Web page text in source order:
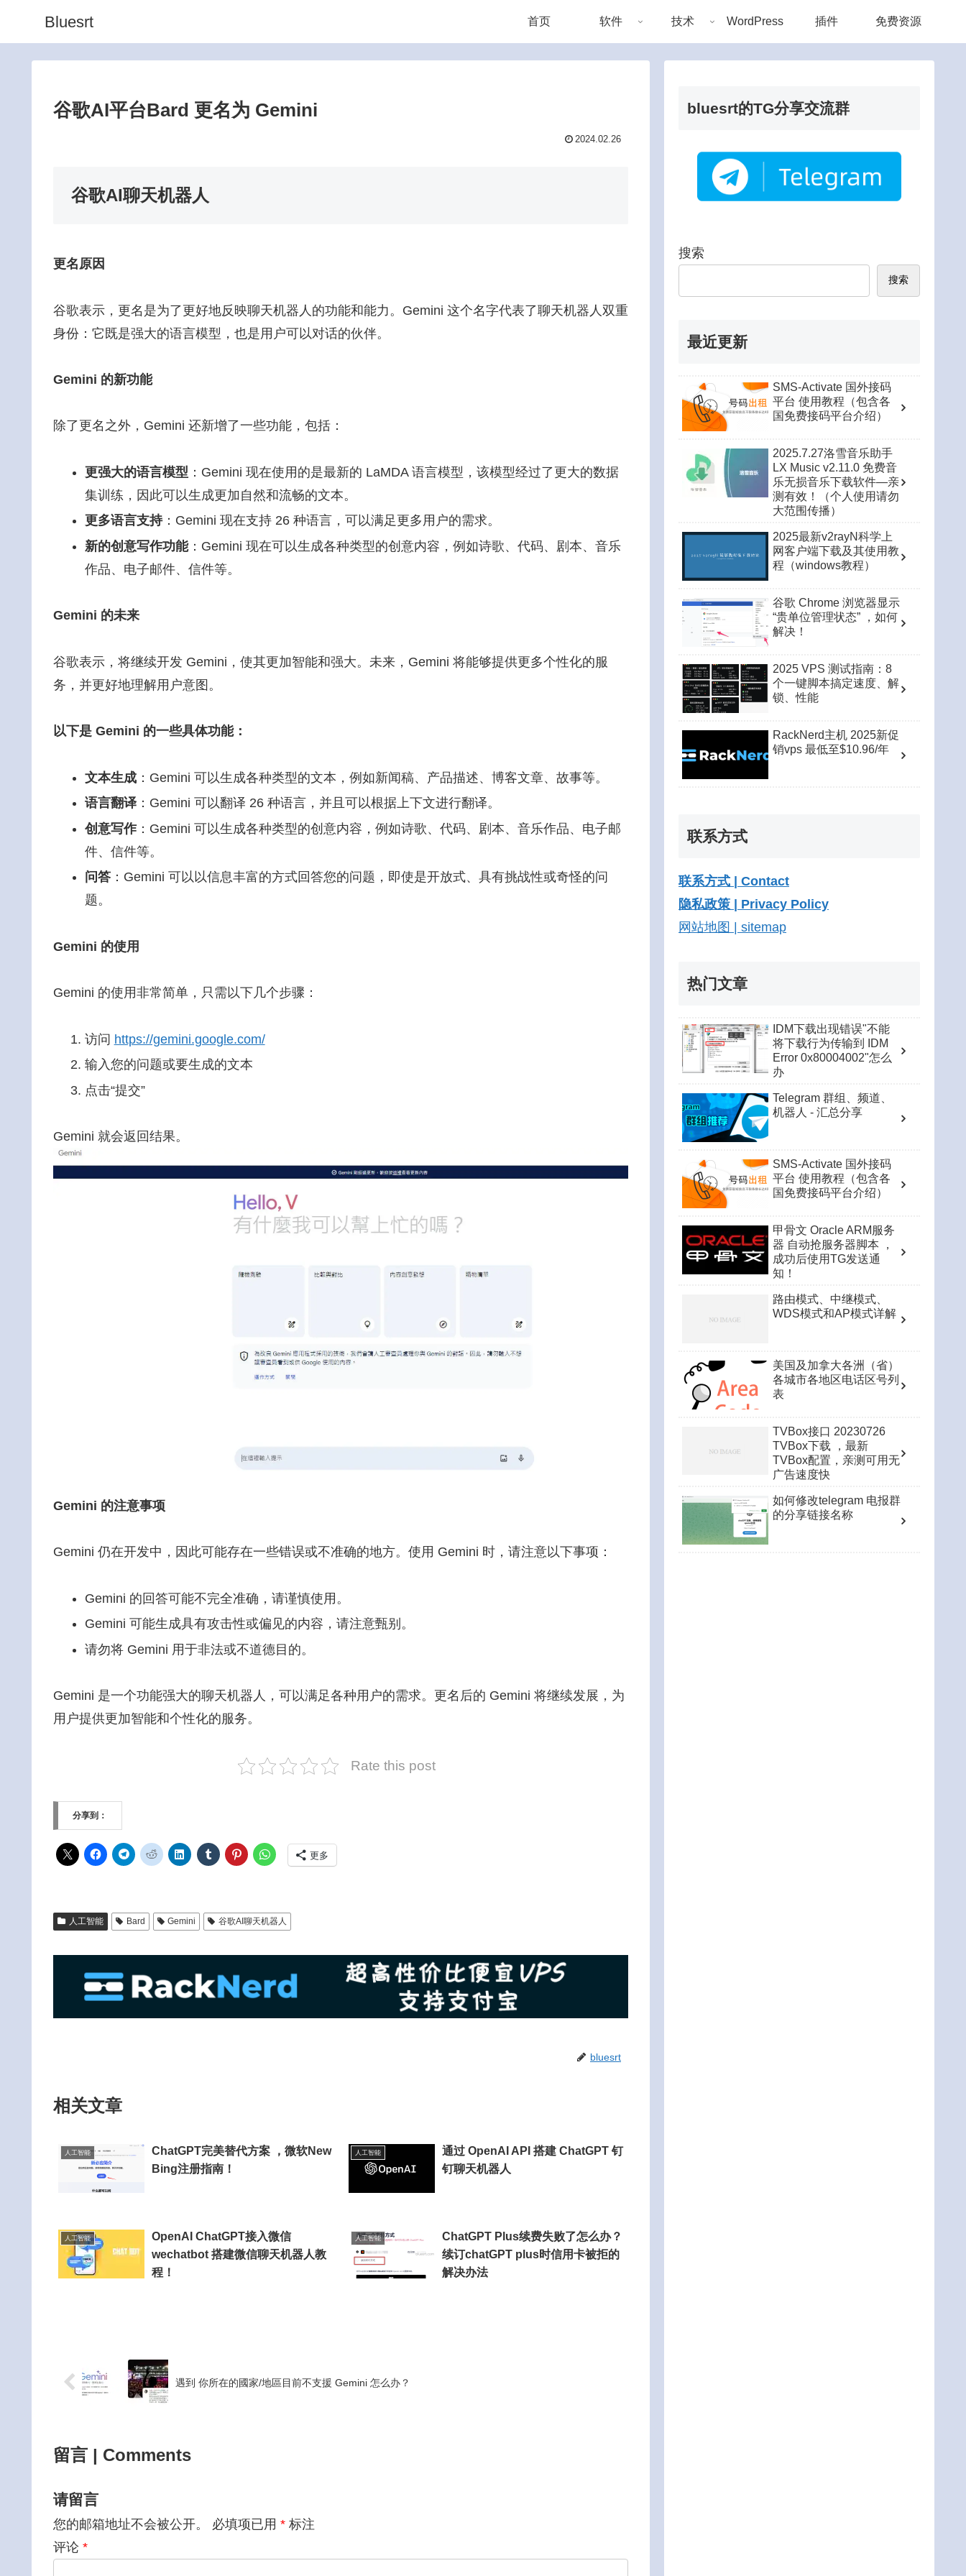
Bluesrt 首页 软件 技术 WordPress 插件 免费资源
谷歌AI平台Bard 更名为 Gemini
2024.02.26
谷歌AI聊天机器人
更名原因
谷歌表示，更名是为了更好地反映聊天机器人的功能和能力。Gemini 这个名字代表了聊天机器人双重
身份：它既是强大的语言模型，也是用户可以对话的伙伴。
Gemini 的新功能
除了更名之外，Gemini 还新增了一些功能，包括：
更强大的语言模型 ：Gemini 现在使用的是最新的 LaMDA 语言模型，该模型经过了更大的数据
集训练，因此可以生成更加自然和流畅的文本。
更多语言支持：Gemini 现在支持 26 种语言，可以满足更多用户的需求。
新的创意写作功能：Gemini 现在可以生成各种类型的创意内容，例如诗歌、代码、剧本、音乐
作品、电子邮件、信件等。
Gemini 的未来
谷歌表示，将继续开发 Gemini，使其更加智能和强大。未来，Gemini 将能够提供更多个性化的服
务，并更好地理解用户意图。
以下是 Gemini 的一些具体功能：
文本生成：Gemini 可以生成各种类型的文本，例如新闻稿、产品描述、博客文章、故事等。
语言翻译：Gemini 可以翻译 26 种语言，并且可以根据上下文进行翻译。
创意写作：Gemini 可以生成各种类型的创意内容，例如诗歌、代码、剧本、音乐作品、电子邮
件、信件等。
问答：Gemini 可以以信息丰富的方式回答您的问题，即使是开放式、具有挑战性或奇怪的问
题。
Gemini 的使用
Gemini 的使用非常简单，只需以下几个步骤：
访问 https://gemini.google.com/
输入您的问题或要生成的文本
点击“提交”
Gemini 就会返回结果。
Gemini 的注意事项
Gemini 仍在开发中，因此可能存在一些错误或不准确的地方。使用 Gemini 时，请注意以下事项：
Gemini 的回答可能不完全准确，请谨慎使用。
Gemini 可能生成具有攻击性或偏见的内容，请注意甄别。
请勿将 Gemini 用于非法或不道德目的。
Gemini 是一个功能强大的聊天机器人，可以满足各种用户的需求。更名后的 Gemini 将继续发展，为
用户提供更加智能和个性化的服务。
Rate this post
分享到：
更多
人工智能 Bard Gemini 谷歌AI聊天机器人
bluesrt
相关文章
人工智能
ChatGPT完美替代方案 ，微软New
Bing注册指南！
人工智能
通过 OpenAI API 搭建 ChatGPT 钉
钉聊天机器人
人工智能
OpenAI ChatGPT接入微信
wechatbot 搭建微信聊天机器人教
程！
人工智能
ChatGPT Plus续费失败了怎么办？
续订chatGPT plus时信用卡被拒的
解决办法
遇到 你所在的國家/地區目前不支援 Gemini 怎么办？
留言 | Comments
请留言
您的邮箱地址不会被公开。 必填项已用 * 标注
评论 *
bluesrt的TG分享交流群
搜索
搜索
最近更新
SMS-Activate 国外接码
平台 使用教程（包含各
国免费接码平台介绍）
2025.7.27洛雪音乐助手
LX Music v2.11.0 免费音
乐无损音乐下载软件—亲
测有效！（个人使用请勿
大范围传播）
2025最新v2rayN科学上
网客户端下载及其使用教
程（windows教程）
谷歌 Chrome 浏览器显示
“贵单位管理状态” ，如何
解决！
2025 VPS 测试指南：8
个一键脚本搞定速度、解
锁、性能
RackNerd主机 2025新促
销vps 最低至$10.96/年
联系方式
联系方式 | Contact
隐私政策 | Privacy Policy
网站地图 | sitemap
热门文章
IDM下载出现错误"不能
将下载行为传输到 IDM
Error 0x80004002"怎么
办
Telegram 群组、频道、
机器人 - 汇总分享
SMS-Activate 国外接码
平台 使用教程（包含各
国免费接码平台介绍）
甲骨文 Oracle ARM服务
器 自动抢服务器脚本 ，
成功后使用TG发送通
知！
路由模式、中继模式、
WDS模式和AP模式详解
美国及加拿大各洲（省）
各城市各地区电话区号列
表
TVBox接口 20230726
TVBox下载 ，最新
TVBox配置，亲测可用无
广告速度快
如何修改telegram 电报群
的分享链接名称